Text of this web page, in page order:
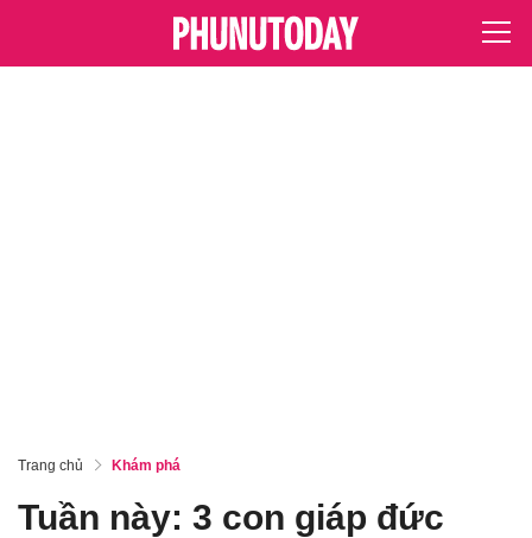
Trang chủ Khám phá
Tuần này: 3 con giáp đức